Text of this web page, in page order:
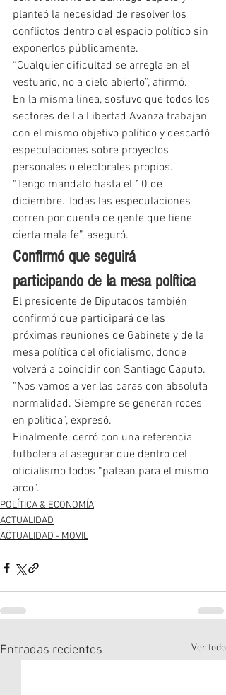
planteó la necesidad de resolver los
conflictos dentro del espacio político sin
exponerlos públicamente.
“Cualquier dificultad se arregla en el
vestuario, no a cielo abierto”, afirmó.
En la misma línea, sostuvo que todos los
sectores de La Libertad Avanza trabajan
con el mismo objetivo político y descartó
especulaciones sobre proyectos
personales o electorales propios.
“Tengo mandato hasta el 10 de
diciembre. Todas las especulaciones
corren por cuenta de gente que tiene
cierta mala fe”, aseguró.
Confirmó que seguirá
participando de la mesa política
El presidente de Diputados también
confirmó que participará de las
próximas reuniones de Gabinete y de la
mesa política del oficialismo, donde
volverá a coincidir con Santiago Caputo.
“Nos vamos a ver las caras con absoluta
normalidad. Siempre se generan roces
en política”, expresó.
Finalmente, cerró con una referencia
futbolera al asegurar que dentro del
oficialismo todos “patean para el mismo
arco”.
POLÍTICA & ECONOMÍA
ACTUALIDAD
ACTUALIDAD - MOVIL
Entradas recientes Ver todo